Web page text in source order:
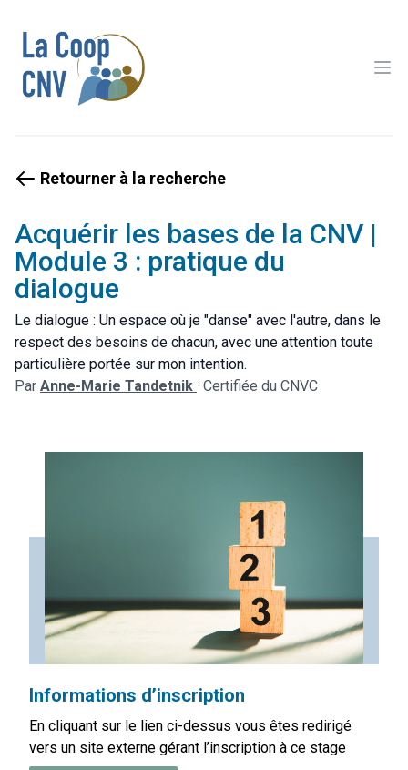
Retourner à la recherche
Acquérir les bases de la CNV |
Module 3 : pratique du
dialogue
Le dialogue : Un espace où je "danse" avec l'autre, dans le
respect des besoins de chacun, avec une attention toute
particulière portée sur mon intention.
Par Anne-Marie Tandetnik · Certifiée du CNVC
Informations d’inscription
En cliquant sur le lien ci-dessus vous êtes redirigé
vers un site externe gérant l’inscription à ce stage